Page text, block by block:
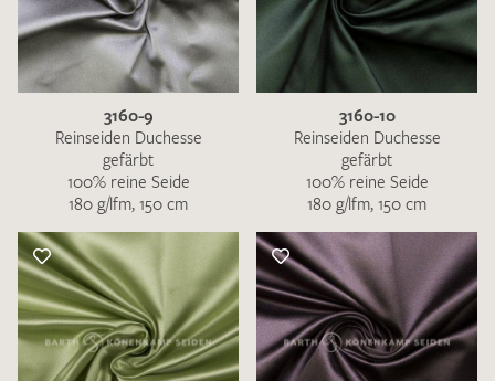
3160-9
Reinseiden Duchesse
gefärbt
100% reine Seide
180 g/lfm, 150 cm
3160-10
Reinseiden Duchesse
gefärbt
100% reine Seide
180 g/lfm, 150 cm